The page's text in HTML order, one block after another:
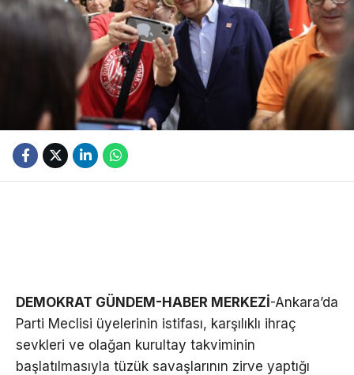
DEMOKRAT GÜNDEM-HABER MERKEZİ-Ankara’da
Parti Meclisi üyelerinin istifası, karşılıklı ihraç
sevkleri ve olağan kurultay takviminin
başlatılmasıyla tüzük savaşlarının zirve yaptığı